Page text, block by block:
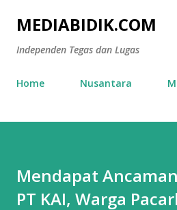
Skip to main
MEDIABIDIK.COM
Independen Tegas dan Lugas
Home Nusantara
Mendapat
PT KAI, Warga